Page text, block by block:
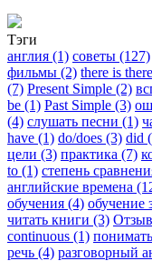
Тэги
англия (1) советы (127)
фильмы (2) there is
(7) Present Simple (2)
be (1) Past Simple (3)
(4) слушать песни (1)
have (1) do/does (3) did
цели (3) практика (7)
to (1) степень
английские времена
обучения (4) обучение
читать книги (3)
continuous (1)
речь (4) разговорный